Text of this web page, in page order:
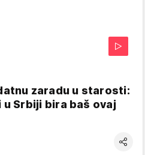
zaradu u starosti:
u Srbiji bira baš ovaj